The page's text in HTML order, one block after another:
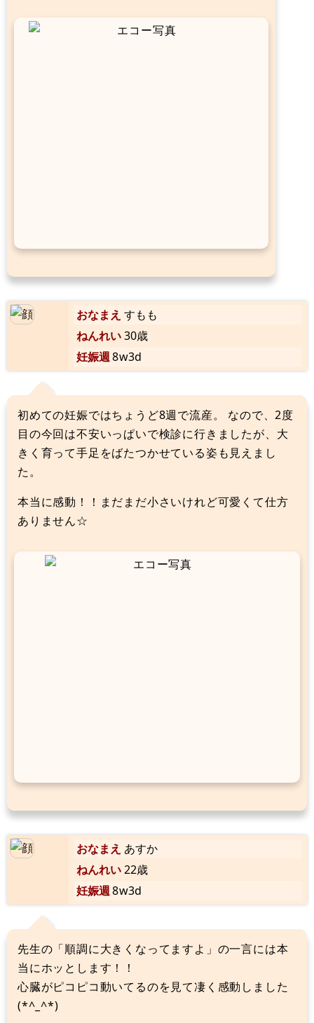
おなまえ すもも
ねんれい30歳
妊娠週8w3d
初めての妊娠ではちょうど8週で流産。 なので、2度
目の今回は不安いっぱいで検診に行きましたが、大
きく育って手足をばたつかせている姿も見えまし
た。
本当に感動！！まだまだ小さいけれど可愛くて仕方
ありません☆
おなまえ あすか
ねんれい22歳
妊娠週8w3d
先生の「順調に大きくなってますよ」の一言には本
当にホッとします！！
心臓がピコピコ動いてるのを見て凄く感動しました
(*^_^*)